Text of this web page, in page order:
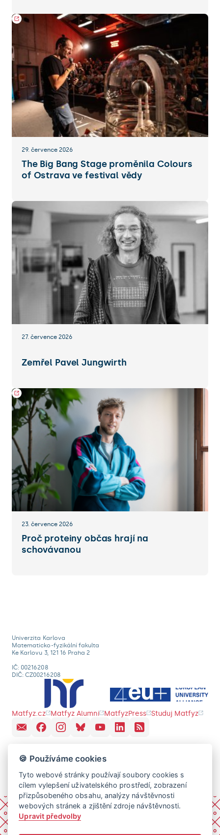
29. července 2026
The Big Bang Stage proměnila Colours
of Ostrava ve festival vědy
27. července 2026
Zemřel Pavel Jungwirth
23. července 2026
Proč proteiny občas hrají na
schovávanou
Univerzita Karlova
Matematicko-fyzikální fakulta
Ke Karlovu 3, 121 16 Praha 2
IČ: 00216208
DIČ: CZ00216208
Matfyz.cz Matfyz Alumni MatfyzPress Studuj Matfyz
🍪 Používáme cookies
Tyto webové stránky používají soubory cookies s
cílem vylepšení uživatelského prostředí, zobrazení
přizpůsobeného obsahu, analýzy návštěvnosti
webových stránek a zjištění zdroje návštěvnosti.
Upravit předvolby